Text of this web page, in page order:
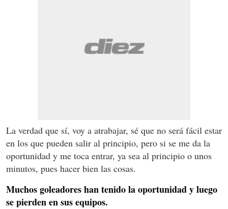
La verdad que sí, voy a atrabajar, sé que no será fácil estar
en los que pueden salir al principio, pero si se me da la
oportunidad y me toca entrar, ya sea al principio o unos
minutos, pues hacer bien las cosas.
Muchos goleadores han tenido la oportunidad y luego
se pierden en sus equipos.